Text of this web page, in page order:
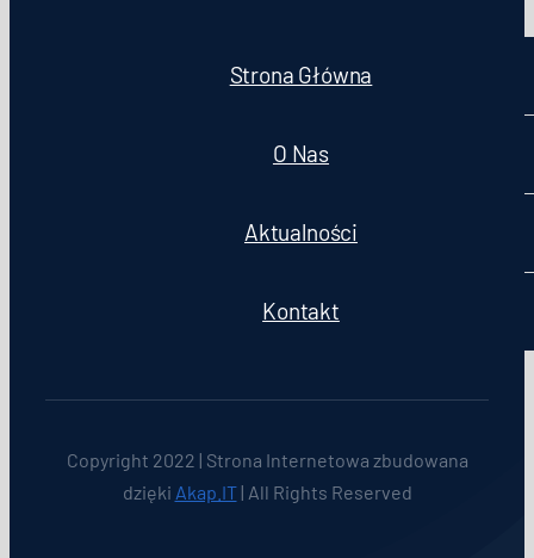
Strona Główna
O Nas
Aktualności
Kontakt
Copyright 2022 | Strona Internetowa zbudowana
dzięki Akap.IT| All Rights Reserved